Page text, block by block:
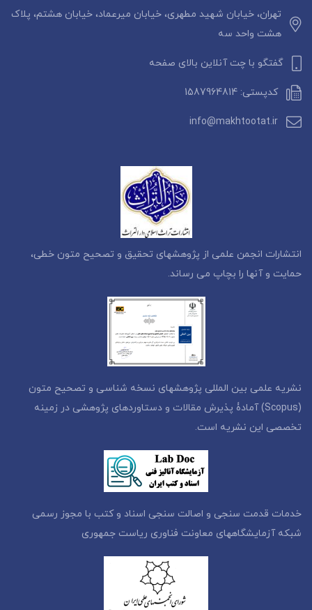
تهران، خیابان شهید مطهری، خیابان میرعماد، خیابان هشتم، پلاک
هشت واحد سه
گفتگو با چت آنلاین بالای صفحه
کدپستی: 1587964814
info@makhtootat.ir
انتشارات انجمن علمی از پژوهشهای تحقیق و تصحیح متون خطی،
حمایت و آنها را بچاپ می رساند.
نشریه علمی بین المللی پژوهشهای نسخه شناسی و تصحیح متون
(Scopus) آمادۀ پذیرش مقالات و دستاوردهای پژوهشی در زمینه
تخصصی این نشریه است.
خدمات قدمت سنجی و اصالت سنجی اسناد و کتب با مجوز رسمی
شبکه آزمایشگاههای معاونت فناوری ریاست جمهوری